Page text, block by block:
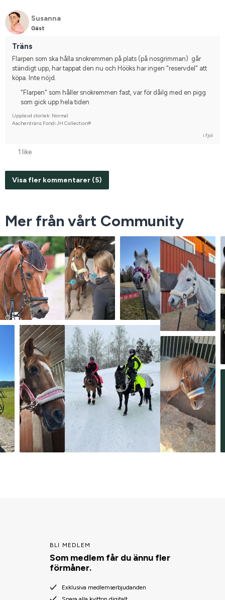
Susanna
Gäst
Träns
Flarpen som ska hålla snokremmen på plats (på nosgrimman)  går
ständigt upp, har tappat den nu och Hööks har ingen "reservdel" att
köpa. Inte nöjd.
"Flarpen" som håller snokremmen fast, var för dåilg med en pigg
som gick upp hela tiden
Upplevd storlek: Normal
Aachenträns Fondi JH Collection®
i fjol
1 like
Visa fler kommentarer (5)
Mer från vårt Community
BLI MEDLEM
Som medlem får du ännu fler
förmåner.
Exklusiva medlemserbjudanden